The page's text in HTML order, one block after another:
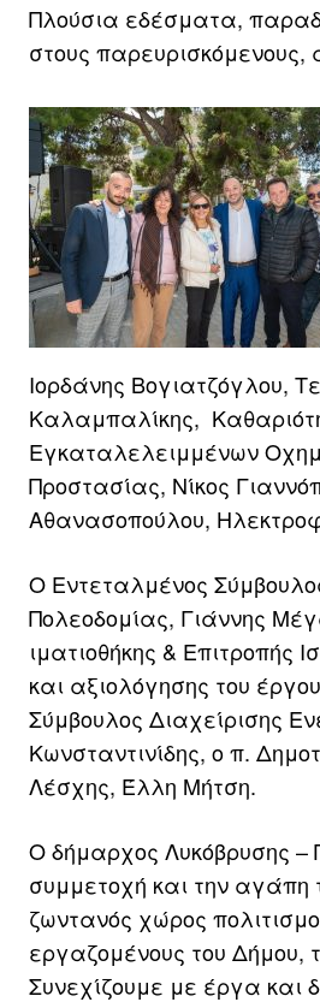
Πλούσια εδέσματα,
στους παρευρισκόμενους,
Ιορδάνης Βογιατζόγλου,
Καλαμπαλίκης,
Εγκαταλελειμμένων
Προστασίας, Νίκος
Αθανασοπούλου,
Ο Εντεταλμένος
Πολεοδομίας, Γιάννης
ιματιοθήκης &
και αξιολόγησης του
Σύμβουλος Διαχείρισης
Κωνσταντινίδης, ο π.
Λέσχης, Έλλη Μήτση.
Ο δήμαρχος Λυκόβρυσης –
συμμετοχή και την αγάπη
ζωντανός χώρος
εργαζομένους του Δήμου,
Συνεχίζουμε με έργα και